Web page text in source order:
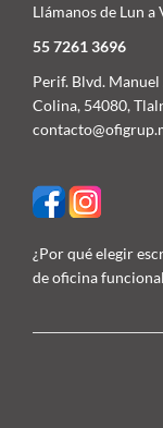
Llámanos de Lun
55 7261 3696
Perif. Blvd.
Colina, 54080,
¿Por qué elegir
de oficina